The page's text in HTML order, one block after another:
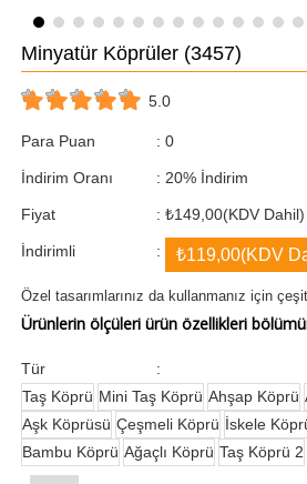
Minyatür Köprüler (3457)
5.0
Para Puan : 0
İndirim Oranı : %
20 İndirim
Fiyat : ₺149,00(KDV Dahil)
İndirimli : ₺119,00(KDV
Özel tasarımlarınız da kullanmanız için
Ürünlerin ölçüleri ürün özellikleri
Tür
:
Taş Köprü Mini Taş Köprü Ahşap Köprü
Aşk Köprüsü Çeşmeli Köprü İskele
Bambu Köprü Ağaçlı Köprü Taş Köprü 2